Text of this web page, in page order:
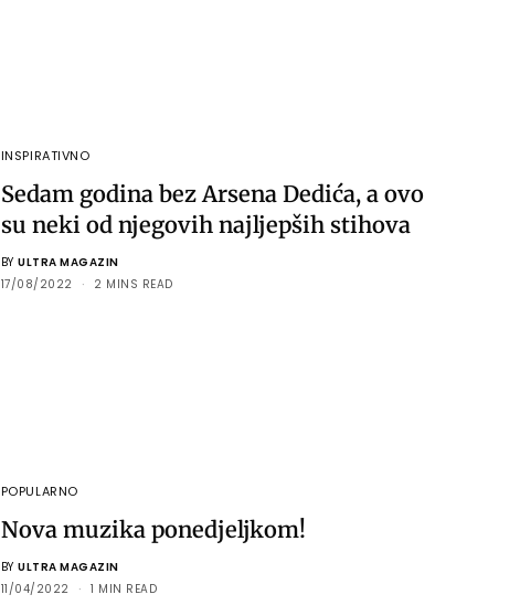
INSPIRATIVNO
Sedam godina bez Arsena Dedića, a ovo
su neki od njegovih najljepših stihova
BY ULTRA MAGAZIN
17/08/2022
2 MINS READ
POPULARNO
Nova muzika ponedjeljkom!
BY ULTRA MAGAZIN
11/04/2022
1 MIN READ